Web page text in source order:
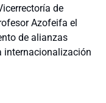
de
Azofeifa el
de alianzas
internacionalización